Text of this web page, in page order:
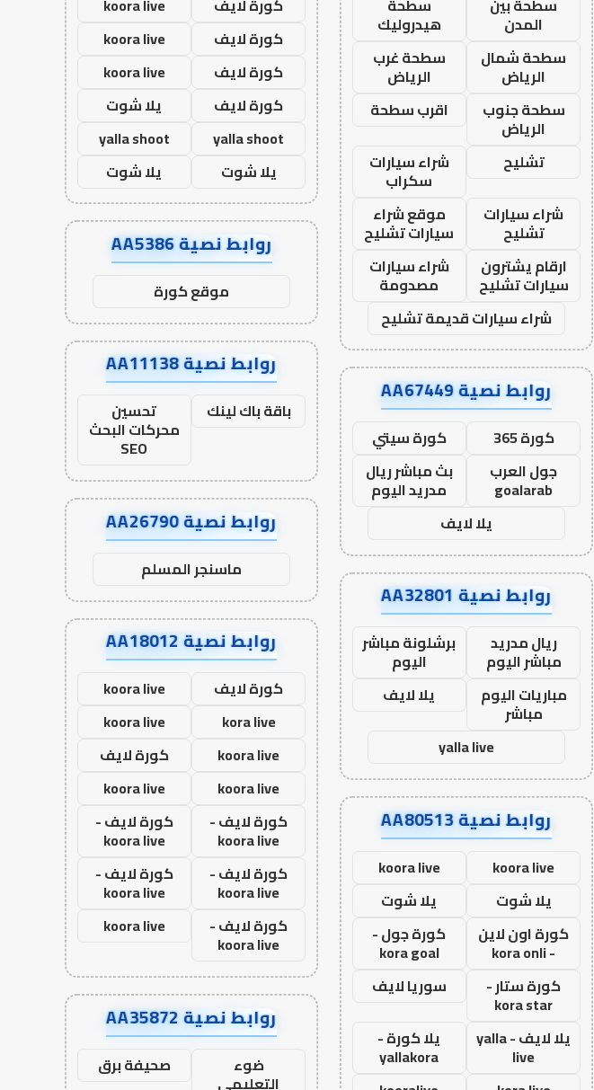
المدن
هيدروليك
سطحة شمال
الرياض
سطحة غرب
الرياض
سطحة جنوب
الرياض
اقرب سطحة
تشليح
شراء سيارات
سكراب
شراء سيارات
تشليح
موقع شراء
سيارات تشليح
ارقام يشترون
سيارات تشليح
شراء سيارات
مصدومة
شراء سيارات قديمة تشليح
روابط نصية AA67449
كورة 365
كورة سيتي
جول العرب
goalarab
بث مباشر ريال
مدريد اليوم
يلا لايف
روابط نصية AA32801
ريال مدريد
مباشر اليوم
برشلونة مباشر
اليوم
مباريات اليوم
مباشر
يلا لايف
yalla live
روابط نصية AA80513
koora live
koora live
يلا شوت
يلا شوت
كورة اون لاين
- kora onli
كورة جول -
kora goal
كورة ستار -
kora star
سوريا لايف
يلا لايف - yalla
live
يلا كورة -
yallakora
كورة لايف
koora live
كورة لايف
koora live
كورة لايف
يلا شوت
yalla shoot
yalla shoot
يلا شوت
يلا شوت
روابط نصية AA5386
موقع كورة
روابط نصية AA11138
باقة باك لينك تحسين
محركات البحث
SEO
روابط نصية AA26790
ماسنجر المسلم
روابط نصية AA18012
كورة لايف
koora live
kora live
koora live
koora live
كورة لايف
koora live
koora live
كورة لايف -
koora live
كورة لايف -
koora live
كورة لايف -
koora live
كورة لايف -
koora live
كورة لايف -
koora live
koora live
روابط نصية AA35872
ضوء
التعليمي
صحيفة برق